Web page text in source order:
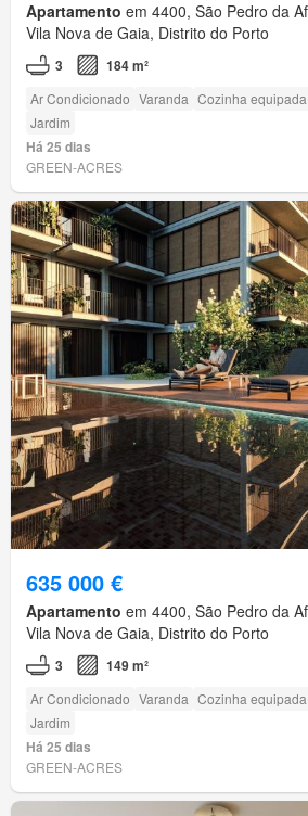
Apartamento em 4400, São Pedro da
Vila Nova de Gaia, Distrito do Porto
3 184 m²
Ar Condicionado Varanda Cozinha equipada
Jardim
Há 25 dias
GREEN-ACRES
635 000 €
Apartamento em 4400, São Pedro da
Vila Nova de Gaia, Distrito do Porto
3 149 m²
Ar Condicionado Varanda Cozinha equipada
Jardim
Há 25 dias
GREEN-ACRES